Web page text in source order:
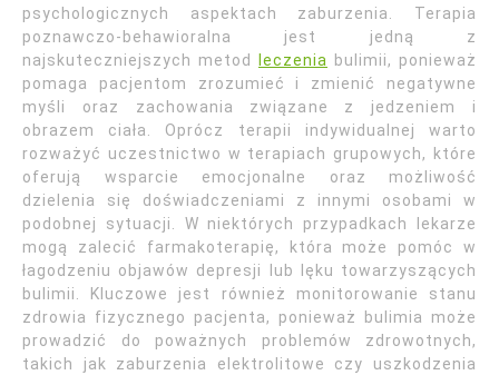
psychologicznych aspektach zaburzenia. Terapia
poznawczo-behawioralna jest jedną z
najskuteczniejszych metod
leczenia
bulimii, ponieważ
pomaga pacjentom zrozumieć i zmienić negatywne
myśli oraz zachowania związane z jedzeniem i
obrazem ciała. Oprócz terapii indywidualnej warto
rozważyć uczestnictwo w terapiach grupowych, które
oferują wsparcie emocjonalne oraz możliwość
dzielenia się doświadczeniami z innymi osobami w
podobnej sytuacji. W niektórych przypadkach lekarze
mogą zalecić farmakoterapię, która może pomóc w
łagodzeniu objawów depresji lub lęku towarzyszących
bulimii. Kluczowe jest również monitorowanie stanu
zdrowia fizycznego pacjenta, ponieważ bulimia może
prowadzić do poważnych problemów zdrowotnych,
takich jak zaburzenia elektrolitowe czy uszkodzenia